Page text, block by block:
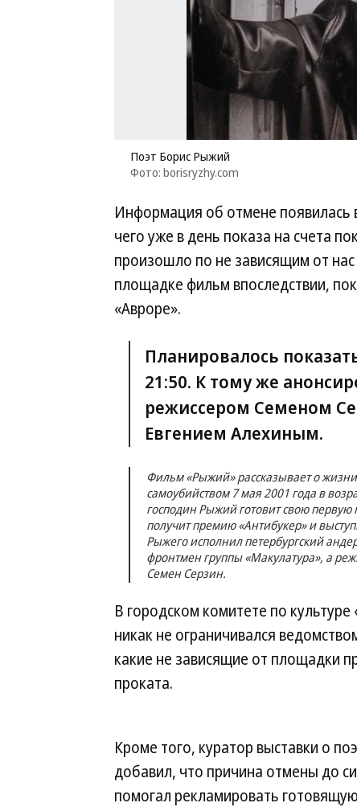
Поэт Борис Рыжий
Фото: borisryzhy.com
Информация об отмене появилась
чего уже в день показа на счета
произошло по не зависящим от
площадке фильм впоследствии,
«Авроре».
Планировалось
21:50. К тому же
режиссером Семеном
Евгением Алехиным.
Фильм «Рыжий» рассказывает о
самоубийством 7 мая 2001 года в
господин Рыжий готовит свою
получит премию «Антибукер» и
Рыжего исполнил петербургский
фронтмен группы «Макулатура», а
Семен Серзин.
В городском комитете по
никак не ограничивался
какие не зависящие от площадки
проката.
Кроме того, куратор выставки о
добавил, что причина отмены до
помогал рекламировать